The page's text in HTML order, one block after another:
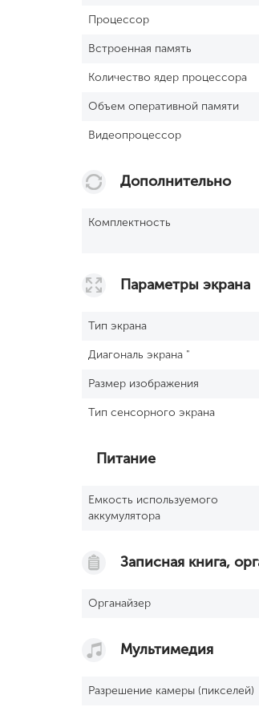
Процессор
Встроенная память
Количество ядер процессора
Объем оперативной памяти
Видеопроцессор
Дополнительно
Комплектность
Параметры экрана
Тип экрана
Диагональ экрана "
Размер изображения
Тип сенсорного экрана
Питание
Емкость используемого
аккумулятора
Записная книга,
Органайзер
Мультимедия
Разрешение камеры (пикселей)